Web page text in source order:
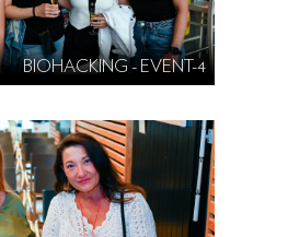
BIOHACKING - EVENT-4